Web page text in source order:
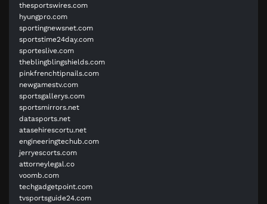
thesportswires.com
hyungpro.com
sportingnewsnet.com
sportstime24day.com
sporteslive.com
theblingblingshields.com
pinkfrenchtipnails.com
newgamestv.com
sportsgallerys.com
sportsmirrors.net
datasports.net
atasehirescortu.net
engineeringtechub.com
jerryescorts.com
attorneylegal.co
voomb.com
techgadgetpoint.com
tvsportsguide24.com